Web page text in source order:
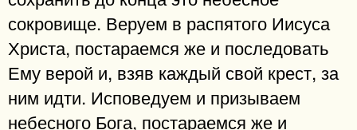
сокровище. Веруем в распятого Иисуса
Христа, постараемся же и последовать
Ему верой и, взяв каждый свой крест, за
ним идти. Исповедуем и призываем
небесного Бога, постараемся же и